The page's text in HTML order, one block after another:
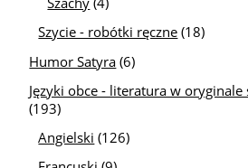
Szycie - robótki ręczne (18)
Humor Satyra (6)
Języki obce - literatura w
(193)
Angielski (126)